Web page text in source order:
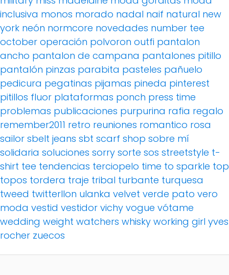
inclusiva monos morado nadal naif natural new
york neón normcore novedades number tee
october operación polvoron outfi pantalon
ancho pantalon de campana pantalones pitillo
pantalón pinzas parabita pasteles pañuelo
pedicura pegatinas pijamas pineda pinterest
pitillos fluor plataformas ponch press time
problemas publicaciones purpurina rafia regalo
remember2011 retro reuniones romantico rosa
sailor sbelt jeans sbt scarf shop sobre mí
solidaria soluciones sorry sorte sos streetstyle t-
shirt tee tendencias terciopelo time to sparkle top
topos tordera traje tribal turbante turquesa
tweed twitterllon ulanka velvet verde pato vero
moda vestid vestidor vichy vogue vótame
wedding weight watchers whisky working girl yves
rocher zuecos